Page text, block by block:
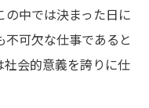
中では決まった日に
可欠な仕事であると
会的意義を誇りに仕